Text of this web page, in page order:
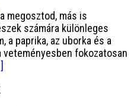
megosztod, más is
számára különleges
a paprika, az uborka és a
fokozatosan